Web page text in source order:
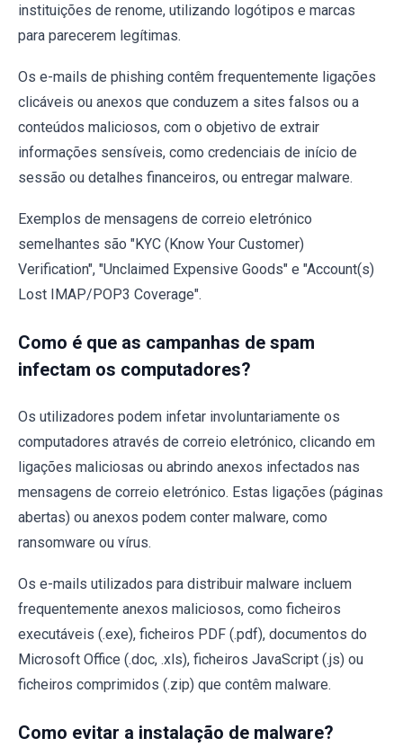
instituições de renome, utilizando logótipos e marcas
para parecerem legítimas.
Os e-mails de phishing contêm frequentemente ligações
clicáveis ou anexos que conduzem a sites falsos ou a
conteúdos maliciosos, com o objetivo de extrair
informações sensíveis, como credenciais de início de
sessão ou detalhes financeiros, ou entregar malware.
Exemplos de mensagens de correio eletrónico
semelhantes são "KYC (Know Your Customer)
Verification", "Unclaimed Expensive Goods" e "Account(s)
Lost IMAP/POP3 Coverage".
Como é que as campanhas de spam
infectam os computadores?
Os utilizadores podem infetar involuntariamente os
computadores através de correio eletrónico, clicando em
ligações maliciosas ou abrindo anexos infectados nas
mensagens de correio eletrónico. Estas ligações (páginas
abertas) ou anexos podem conter malware, como
ransomware ou vírus.
Os e-mails utilizados para distribuir malware incluem
frequentemente anexos maliciosos, como ficheiros
executáveis (.exe), ficheiros PDF (.pdf), documentos do
Microsoft Office (.doc, .xls), ficheiros JavaScript (.js) ou
ficheiros comprimidos (.zip) que contêm malware.
Como evitar a instalação de malware?